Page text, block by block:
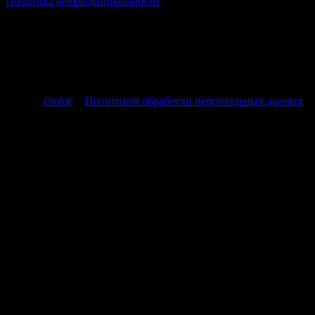
cookie Политикой обработки персональных данных